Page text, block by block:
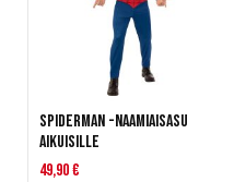
Spiderman -naamiaisasu
aikuisille
49,90 €